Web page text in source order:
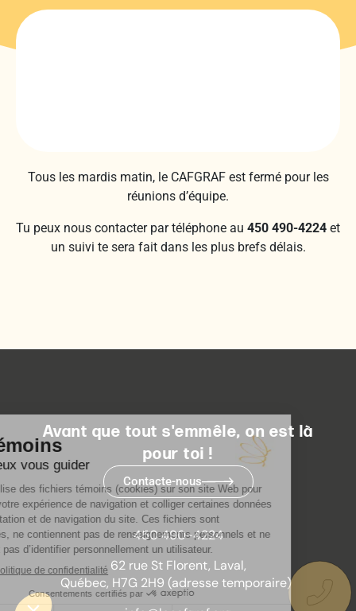
Tous les mardis matin, le CAFGRAF est fermé pour les
réunions d’équipe.
Tu peux nous contacter par téléphone au 450 490-4224 et
un suivi te sera fait dans les plus brefs délais.
Avant que tout s'emmêle, on est là
pour toi !
Contacte-nous
450 490-4224
62 rue St Florent, Laval,
Québec, H7G 2H9 (adresse temporaire)